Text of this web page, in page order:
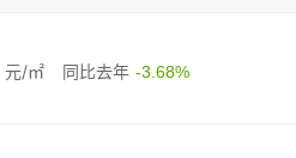
元/㎡ 同比去年 -3.68%